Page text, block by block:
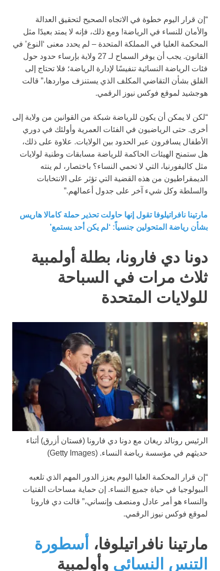
“إن قرار اليوم خطوة في الاتجاه الصحيح لتحقيق العدالة
والأمان للنساء في الرياضة! ومع ذلك، فإنه لا يمتد بعيدًا مثل
المحكمة العليا في المملكة المتحدة – لم يحدد معنى ‘النوع’ في
القانون. يجب أن يوفر السماح لـ 27 ولاية بإرساء حدود حول
فئات الرياضة النسائية تنفيسًا لإدارة الرياضة؛ فلا تحتاج إلى
القلق بشأن التقاضي المكلف الذي يستنزف مواردها،” قالت
هوجشيد لموقع فوكس نيوز الرقمي.
“لكن لا يمكن أن يكون للرياضة شبكة من القوانين من ولاية إلى
أخرى. حتى الرياضيون في الفئات العمرية وأولئك في دوري
الأطفال يسافرون عبر الحدود بين الولايات. علاوة على ذلك،
هل ستمنح الهيئات الحاكمة للرياضة مسابقات وطنية لولايات
مثل كاليفورنيا، التي لا تحمي النساء؟ باختصار، لم ينته
الديمقراطيون من هذه القضية التي تؤثر على الانتخابات
والسلطة وكل شيء آخر على جدول أعمالهم.”
مارتينا نافراتيلوفا تقول إنها حاولت تحذير حملة كامالا هاريس
بشأن رياضة المتحولين جنسياً: ‘لم يكن أحد يستمع’
دونا دي فارونا، بطلة أولمبية
ثلاث مرات في السباحة
للولايات المتحدة
الرئيس رونالد ريغان مع دونا دي فارونا (فستان أزرق) أثناء
حديثهم في مؤسسة رياضة النساء. (Getty Images)
“إن قرار المحكمة العليا اليوم يعزز الدور المهم الذي تلعبه
البيولوجيا في حياة جميع النساء. إن حماية مساحات الفتيات
والنساء هو أمر عادل ومنصف وإنساني،” قالت دي فارونا
لموقع فوكس نيوز الرقمي.
مارتينا نافراتيلوفا،
أسطورة
التنس النسائي وأولمبية